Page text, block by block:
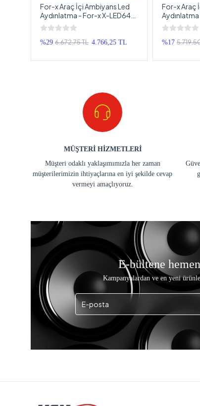
For-x Araç İçi Ambiyans Led
Aydınlatma - For-x X-LED64P
64 Renkli Müziğe Duyarlı RBG
Led Ambians Aydınlatma
%29 6.672,75 TL 4.766,25 TL
For-x Araç
24LED64P
Renkli
Ambians
%17
MÜŞTERİ HİZMETLERİ
Müşteri odaklı yaklaşımımızla her zaman
müşterilerimizin ihtiyaçlarına en iyi şekilde cevap
vermeyi amaçlıyoruz.
E-bültene
Kampanyalardan ve en yeni